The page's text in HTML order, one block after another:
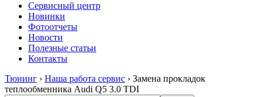
Сервисный центр
Новинки
Фотоотчеты
Новости
Полезные статьи
Контакты
Тюнинг › Наша работа сервис › Замена прокладок
теплообменника Audi Q5 3.0 TDI